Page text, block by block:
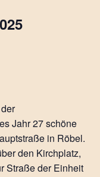
Jahr 27 schöne
in Röbel.
den Kirchplatz,
Straße der Einheit